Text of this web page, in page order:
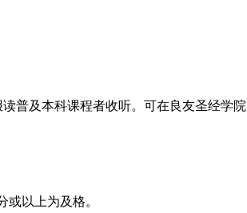
普及本科课程者收听。可在良友圣经学院
以上为及格。